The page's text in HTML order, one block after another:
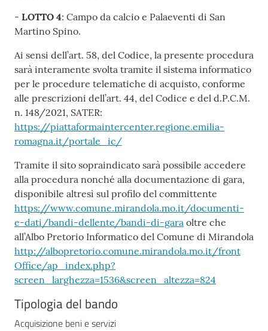
- LOTTO 4: Campo da calcio e Palaeventi di San
Martino Spino.
Ai sensi dell’art. 58, del Codice, la presente procedura
sarà interamente svolta tramite il sistema informatico
per le procedure telematiche di acquisto, conforme
alle prescrizioni dell’art. 44, del Codice e del d.P.C.M.
n. 148/2021, SATER:
https://piattaformaintercenter.regione.emilia-
romagna.it/portale_ic/
Tramite il sito sopraindicato sarà possibile accedere
alla procedura nonché alla documentazione di gara,
disponibile altresì sul profilo del committente
https://www.comune.mirandola.mo.it/documenti-
e-dati/bandi-dellente/bandi-di-gara oltre che
all’Albo Pretorio Informatico del Comune di Mirandola
http://albopretorio.comune.mirandola.mo.it/front
Office/ap_index.php?
screen_larghezza=1536&screen_altezza=824
Tipologia del bando
Acquisizione beni e servizi